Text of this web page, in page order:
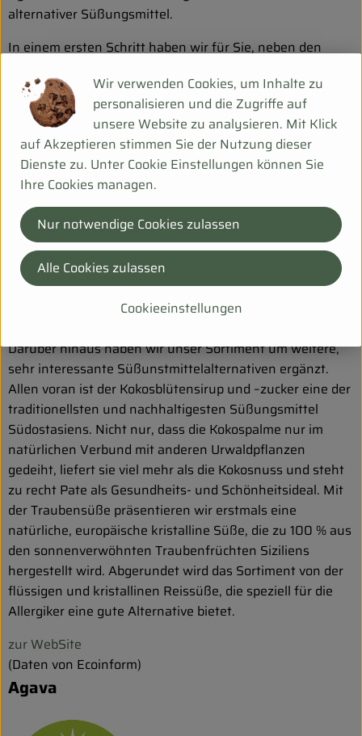
alternativer Süßungsmittel.
In einem ersten Schritt haben wir für Sie, neben den
Fruchtsirupen entwickelt.
Alle von uns hergestellten und abgefüllten Produkte
zeichnen sich durch eine hohe Produktqualität und einen
exzellenten Geschmack aus. Wir möchten gerne alle
diejenigen ansprechen, die sich das Leben ein wenig
versüßen möchten und gleichzeitig eine genussvolle
Alternative zu Zucker suchen.
Unsere ersten Erfahrungen mit Agavendicksaft haben wir
im Jahr 1995 gesammelt, als Walter Lang eine Kostprobe
Deutschland brachte.
Darüber hinaus haben wir unser Sortiment um weitere,
sehr interessante Süßunstmittelalternativen ergänzt.
Allen voran ist der Kokosblütensirup und –zucker eine der
traditionellsten und nachhaltigesten Süßungsmittel
Südostasiens. Nicht nur, dass die Kokospalme nur im
natürlichen Verbund mit anderen Urwaldpflanzen
gedeiht, liefert sie viel mehr als die Kokosnuss und steht
zu recht Pate als Gesundheits- und Schönheitsideal. Mit
der Traubensüße präsentieren wir erstmals eine
natürliche, europäische kristalline Süße, die zu 100 % aus
den sonnenverwöhnten Traubenfrüchten Siziliens
hergestellt wird. Abgerundet wird das Sortiment von der
flüssigen und kristallinen Reissüße, die speziell für die
Allergiker eine gute Alternative bietet.
zur WebSite
(Daten von Ecoinform)
Agava
Wir verwenden Cookies, um Inhalte zu
personalisieren und die Zugriffe auf
unsere Website zu analysieren. Mit Klick
auf Akzeptieren stimmen Sie der Nutzung dieser
Dienste zu. Unter Cookie Einstellungen können Sie
Ihre Cookies managen.
Cookieeinstellungen
Nur notwendige Cookies zulassen
Alle Cookies zulassen